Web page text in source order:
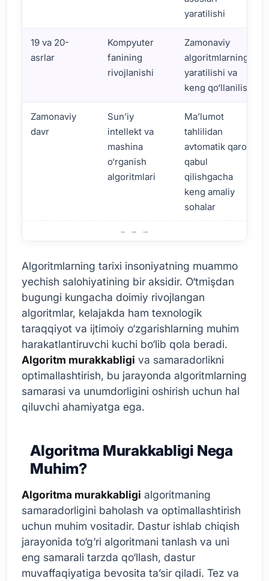
yaratilishi
19 va 20-
asrlar
Kompyuter
fanining
rivojlanishi
Zamonaviy
algoritmlarning
yaratilishi va
keng qo‘llanilishi
Zamonaviy
davr
Sun’iy
intellekt va
mashina
o‘rganish
algoritmlari
Ma’lumot
tahlilidan
avtomatik qaror
qabul
qilishgacha
keng amaliy
sohalar
Algoritmlarning tarixi insoniyatning muammo
yechish salohiyatining bir aksidir. O‘tmişdan
bugungi kungacha doimiy rivojlangan
algoritmlar, kelajakda ham texnologik
taraqqiyot va ijtimoiy o‘zgarishlarning muhim
harakatlantiruvchi kuchi bo‘lib qola beradi.
Algoritm murakkabligi va samaradorlikni
optimallashtirish, bu jarayonda algoritmlarning
samarasi va unumdorligini oshirish uchun hal
qiluvchi ahamiyatga ega.
Algoritma Murakkabligi Nega
Muhim?
Algoritma murakkabligi algoritmaning
samaradorligini baholash va optimallashtirish
uchun muhim vositadir. Dastur ishlab chiqish
jarayonida to‘g‘ri algoritmani tanlash va uni
eng samarali tarzda qo‘llash, dastur
muvaffaqiyatiga bevosita ta’sir qiladi. Tez va